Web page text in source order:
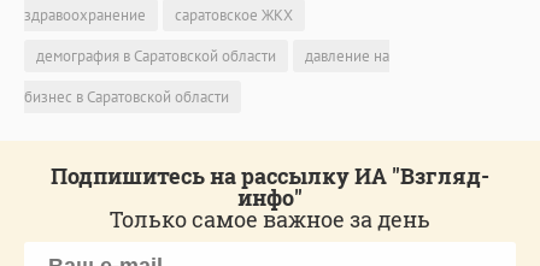
здравоохранение
саратовское ЖКХ
демография в Саратовской области
давление на
бизнес в Саратовской области
Подпишитесь на рассылку ИА "Взгляд-
инфо"
Только самое важное за день